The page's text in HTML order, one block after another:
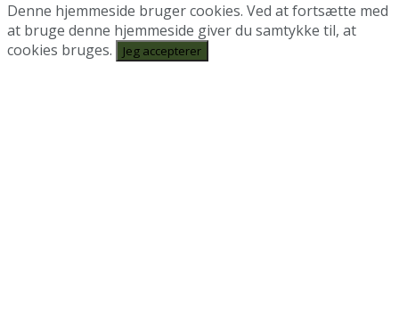
Denne hjemmeside bruger cookies. Ved at fortsætte med
at bruge denne hjemmeside giver du samtykke til, at
cookies bruges.
Jeg accepterer